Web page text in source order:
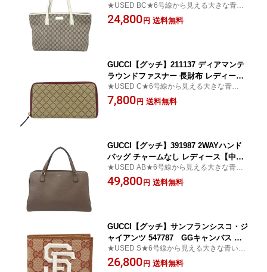
A4収納可能 男女兼用【中古】【松戸
店】
★USED BC★6号線から見える大きな青い
看板が目印です♪かんてい局 松戸店
24,800 円 送料無料
GUCCI【グッチ】211137 ディアマンテ
ラウンドファスナー 長財布 レディース
【中古】【松戸店】
★USED C★6号線から見える大きな青い看
板が目印です♪かんてい局 松戸店
7,800 円 送料無料
GUCCI【グッチ】391987 2WAYハンド
バッグ チャームなし レディース【中
古】【松戸】
★USED AB★6号線から見える大きな青い
看板が目印♪かんてい局松戸店【松戸】
49,800 円 送料無料
GUCCI【グッチ】サンフランシスコ・ジ
ャイアンツ 547787 GGキャンバス 二
つ折り財布 メンズ【中古】【松戸】
★USED S★6号線から見える大きな青い看
板が目印♪かんてい局松戸店
26,800 円 送料無料